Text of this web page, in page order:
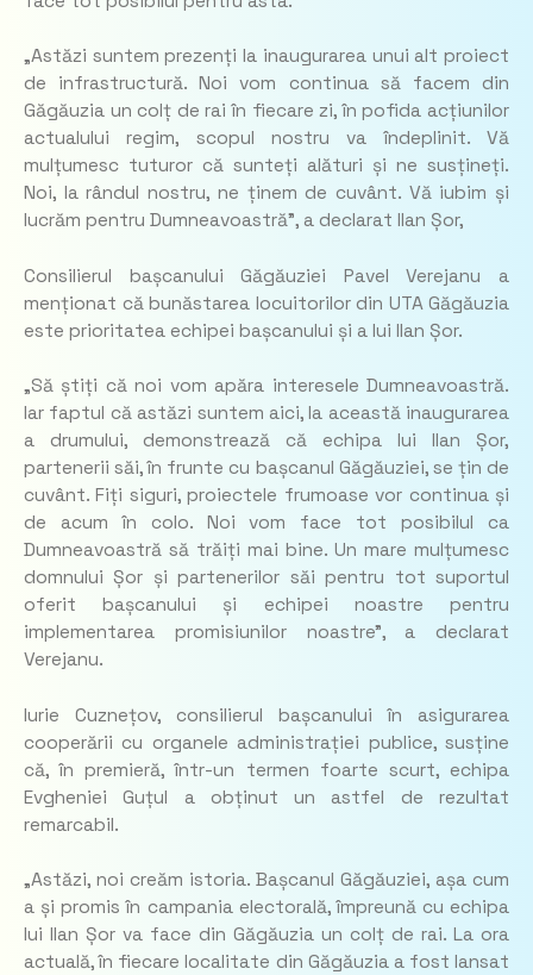
„Astăzi suntem prezenți la inaugurarea unui alt proiect
de infrastructură. Noi vom continua să facem din
Găgăuzia un colț de rai în fiecare zi, în pofida acțiunilor
actualului regim, scopul nostru va îndeplinit. Vă
mulțumesc tuturor că sunteți alături și ne susțineți.
Noi, la rândul nostru, ne ținem de cuvânt. Vă iubim și
lucrăm pentru Dumneavoastră”, a declarat Ilan Șor,
Consilierul bașcanului Găgăuziei Pavel Verejanu a
menționat că bunăstarea locuitorilor din UTA Găgăuzia
este prioritatea echipei bașcanului și a lui Ilan Șor.
„Să știți că noi vom apăra interesele Dumneavoastră.
Iar faptul că astăzi suntem aici, la această inaugurarea
a drumului, demonstrează că echipa lui Ilan Șor,
partenerii săi, în frunte cu bașcanul Găgăuziei, se țin de
cuvânt. Fiți siguri, proiectele frumoase vor continua și
de acum în colo. Noi vom face tot posibilul ca
Dumneavoastră să trăiți mai bine. Un mare mulțumesc
domnului Șor și partenerilor săi pentru tot suportul
oferit bașcanului și echipei noastre pentru
implementarea promisiunilor noastre”, a declarat
Verejanu.
Iurie Cuznețov, consilierul bașcanului în asigurarea
cooperării cu organele administrației publice, susține
că, în premieră, într-un termen foarte scurt, echipa
Evgheniei Guțul a obținut un astfel de rezultat
remarcabil.
„Astăzi, noi creăm istoria. Bașcanul Găgăuziei, așa cum
a și promis în campania electorală, împreună cu echipa
lui Ilan Șor va face din Găgăuzia un colț de rai. La ora
actuală, în fiecare localitate din Găgăuzia a fost lansat